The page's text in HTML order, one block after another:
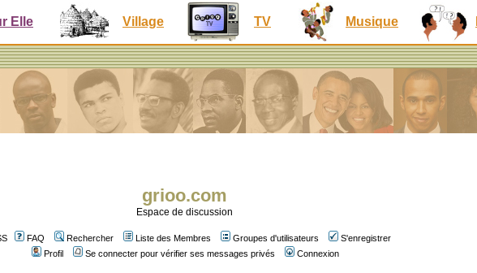
Elle Village TV Musique
grioo.com
Espace de discussion
FAQ Rechercher Liste des Membres Groupes d'utilisateurs
S'enregistrer
Profil
Se connecter pour vérifier ses messages privés Connexion